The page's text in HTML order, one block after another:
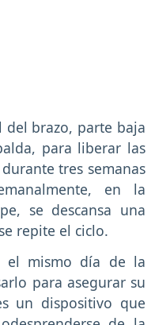
del brazo, parte baja
para liberar las
tres semanas
en la
se descansa una
repite el ciclo.
el mismo día de la
para asegurar su
un dispositivo que